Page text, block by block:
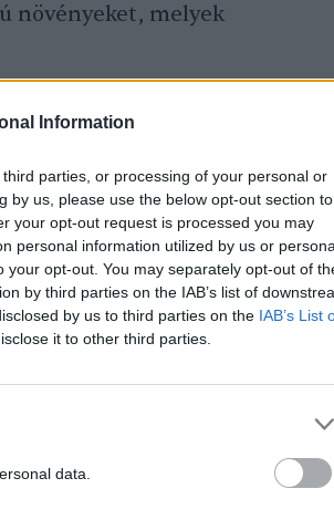
Information
parties, or processing of your personal or
by us, please use the below opt-out section to
your opt-out request is processed you may
personal information utilized by us or
opt-out. You may separately opt-out of
by third parties on the IAB’s list of
by us to third parties on the IAB’s List
it to other third parties.
data.
növényeket, melyek
hátszéllel indult,